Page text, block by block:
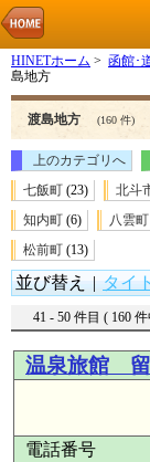
HINETホーム > 函館･
島地方
渡島地方 (160 件)
上のカテゴリへ
七飯町 (23) 北斗
知内町 (6) 八雲町
松前町 (13)
並び替え | タイ
41 - 50 件目 ( 160
温泉旅館 留
電話番号